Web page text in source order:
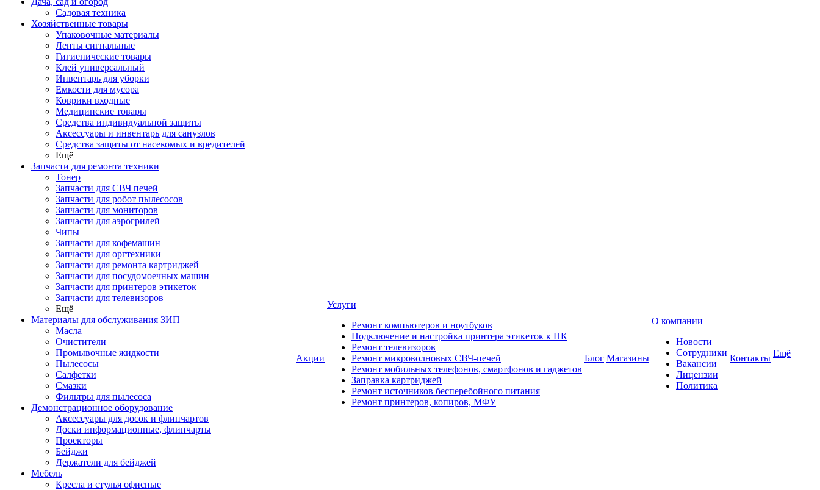
Садовая техника
Хозяйственные товары
Упаковочные материалы
Ленты сигнальные
Гигиенические товары
Клей универсальный
Инвентарь для уборки
Емкости для мусора
Коврики входные
Медицинские товары
Средства индивидуальной защиты
Аксессуары и инвентарь для санузлов
Средства защиты от насекомых и вредителей
Ещё
Запчасти для ремонта техники
Тонер
Запчасти для СВЧ печей
Запчасти для робот пылесосов
Запчасти для мониторов
Запчасти для аэрогрилей
Чипы
Запчасти для кофемашин
Запчасти для оргтехники
Запчасти для ремонта картриджей
Запчасти для посудомоечных машин
Запчасти для принтеров этикеток
Запчасти для телевизоров
Ещё
Материалы для обслуживания ЗИП
Масла
Очистители
Промывочные жидкости
Пылесосы
Салфетки
Смазки
Фильтры для пылесоса
Демонстрационное оборудование
Аксессуары для досок и флипчартов
Доски информационные, флипчарты
Проекторы
Бейджи
Держатели для бейджей
Мебель
Кресла и стулья офисные
Акции
Услуги
Ремонт компьютеров и ноутбуков
Подключение и настройка принтера этикеток к ПК
Ремонт телевизоров
Ремонт микроволновых СВЧ-печей
Ремонт мобильных телефонов, смартфонов и гаджетов
Заправка картриджей
Ремонт источников бесперебойного питания
Ремонт принтеров, копиров, МФУ
Блог Магазины
О компании
Новости
Сотрудники
Вакансии
Лицензии
Политика
Контакты Ещё